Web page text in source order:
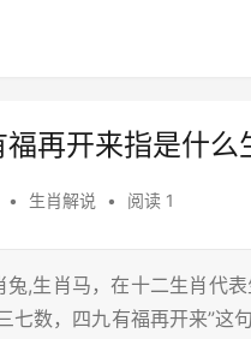
再开来指是什么
• 生肖解说 • 阅读 1
,生肖马，在十二生肖代
七数，四九有福再开来”这